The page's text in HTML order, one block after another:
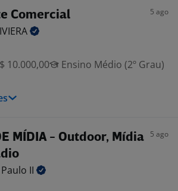
Comercial 5 ago
10.000,00
Ensino Médio (2º Grau)
MÍDIA - Outdoor, Mídia
5 ago
II